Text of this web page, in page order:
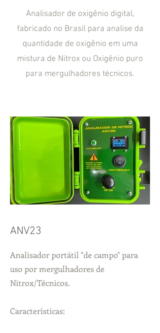
Analisador de oxigênio digital,
fabricado no Brasil para analise da
quantidade de oxigênio em uma
mistura de Nitrox ou Oxigênio puro
para mergulhadores técnicos.
ANV23
Analisador portátil "de campo" para
uso por mergulhadores de
Nitrox/Técnicos.
Características: